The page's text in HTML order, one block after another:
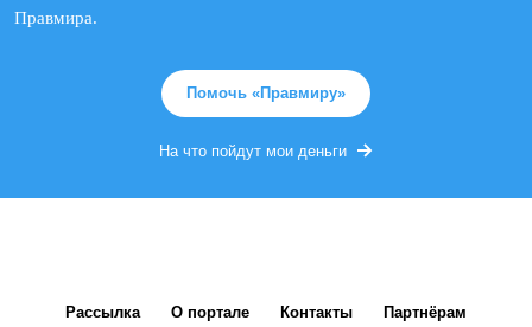
Правмира.
Помочь «Правмиру»
На что пойдут мои деньги
Рассылка О портале Контакты Партнёрам